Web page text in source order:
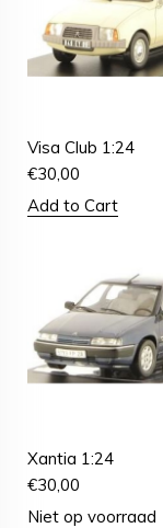
Visa Club 1:24
€30,00
Add to Cart
Xantia 1:24
€30,00
Niet op voorraad